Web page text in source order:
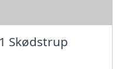
Skødstrup